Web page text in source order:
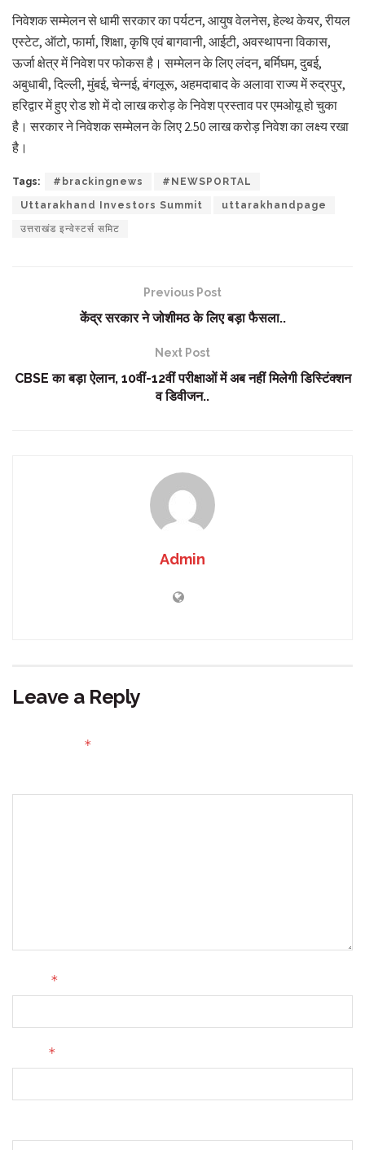
निवेशक सम्मेलन से धामी सरकार का पर्यटन, आयुष वेलनेस, हेल्थ केयर, रीयल
एस्टेट, ऑटो, फार्मा, शिक्षा, कृषि एवं बागवानी, आईटी, अवस्थापना विकास,
ऊर्जा क्षेत्र में निवेश पर फोकस है। सम्मेलन के लिए लंदन, बर्मिघम, दुबई,
अबुधाबी, दिल्ली, मुंबई, चेन्नई, बंगलूरू, अहमदाबाद के अलावा राज्य में रुद्रपुर,
हरिद्वार में हुए रोड शो में दो लाख करोड़ के निवेश प्रस्ताव पर एमओयू हो चुका
है। सरकार ने निवेशक सम्मेलन के लिए 2.50 लाख करोड़ निवेश का लक्ष्य रखा
है।
Tags: #brackingnews #NEWSPORTAL
Uttarakhand Investors Summit uttarakhandpage
उत्तराखंड इन्वेस्टर्स समिट
Previous Post
केंद्र सरकार ने जोशीमठ के लिए बड़ा फैसला..
Next Post
CBSE का बड़ा ऐलान, 10वीं-12वीं परीक्षाओं में अब नहीं मिलेगी डिस्टिंक्शन
व डिवीजन..
Admin
Leave a Reply
*
*
*